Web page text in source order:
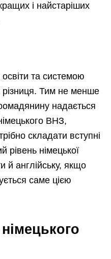
і найстаріших
та системою
різниця. Тим не менше
надається
ВНЗ,
складати вступні
рівень німецької
й англійську, якщо
саме цією